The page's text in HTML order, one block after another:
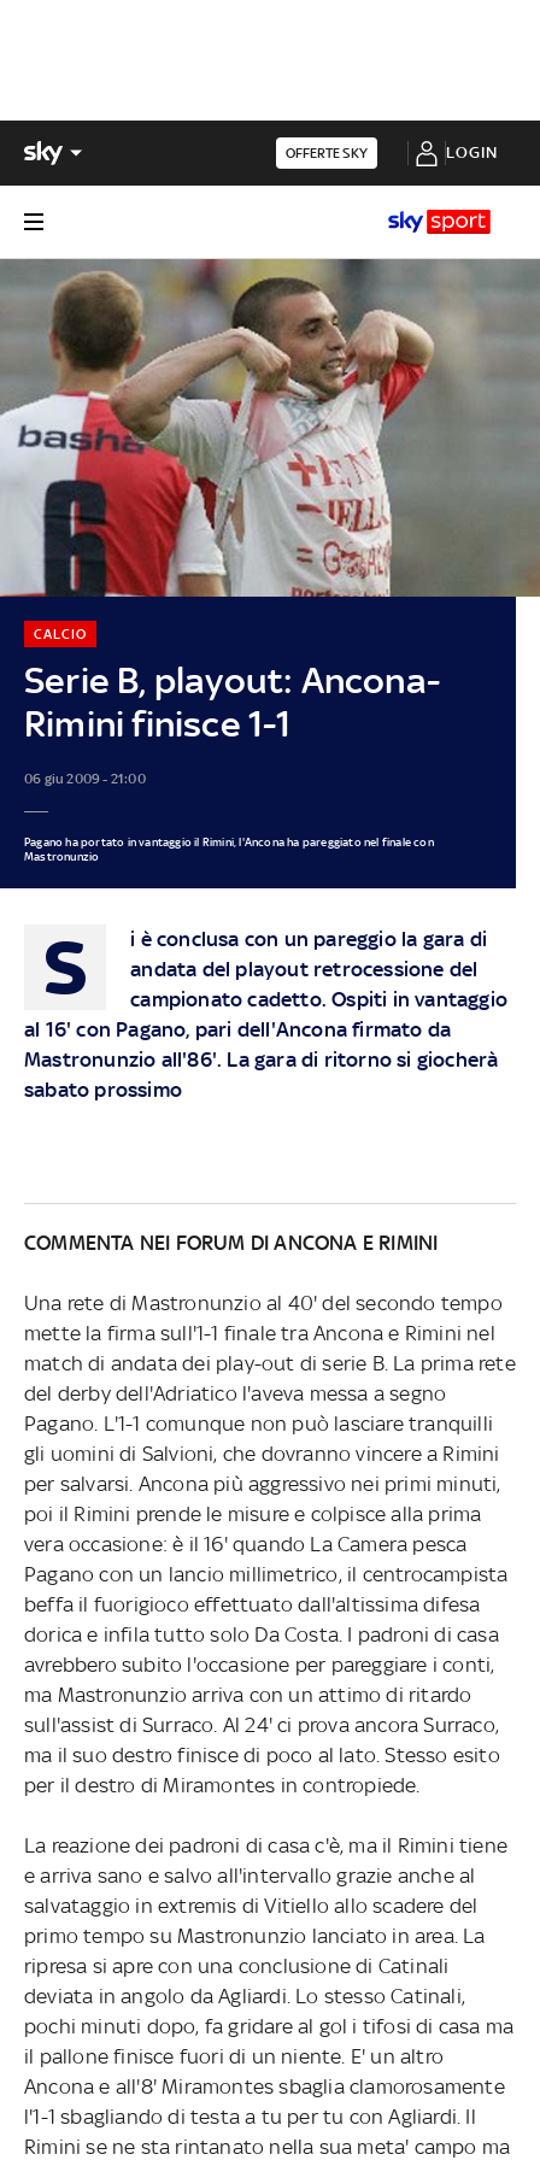
OFFERTE SKY LOGIN
Serie B, playout: Ancona-
Rimini finisce 1-1
CALCIO
06 giu 2009 - 21:00
Pagano ha portato in vantaggio il Rimini, l'Ancona ha pareggiato nel finale con
Mastronunzio
S
i è conclusa con un pareggio la gara di
andata del playout retrocessione del
campionato cadetto. Ospiti in vantaggio
al 16' con Pagano, pari dell'Ancona firmato da
Mastronunzio all'86'. La gara di ritorno si giocherà
sabato prossimo
COMMENTA NEI FORUM DI ANCONA E RIMINI
Una rete di Mastronunzio al 40' del secondo tempo
mette la firma sull'1-1 finale tra Ancona e Rimini nel
match di andata dei play-out di serie B. La prima rete
del derby dell'Adriatico l'aveva messa a segno
Pagano. L'1-1 comunque non può lasciare tranquilli
gli uomini di Salvioni, che dovranno vincere a Rimini
per salvarsi. Ancona più aggressivo nei primi minuti,
poi il Rimini prende le misure e colpisce alla prima
vera occasione: è il 16' quando La Camera pesca
Pagano con un lancio millimetrico, il centrocampista
beffa il fuorigioco effettuato dall'altissima difesa
dorica e infila tutto solo Da Costa. I padroni di casa
avrebbero subito l'occasione per pareggiare i conti,
ma Mastronunzio arriva con un attimo di ritardo
sull'assist di Surraco. Al 24' ci prova ancora Surraco,
ma il suo destro finisce di poco al lato. Stesso esito
per il destro di Miramontes in contropiede.
La reazione dei padroni di casa c'è, ma il Rimini tiene
e arriva sano e salvo all'intervallo grazie anche al
salvataggio in extremis di Vitiello allo scadere del
primo tempo su Mastronunzio lanciato in area. La
ripresa si apre con una conclusione di Catinali
deviata in angolo da Agliardi. Lo stesso Catinali,
pochi minuti dopo, fa gridare al gol i tifosi di casa ma
il pallone finisce fuori di un niente. E' un altro
Ancona e all'8' Miramontes sbaglia clamorosamente
l'1-1 sbagliando di testa a tu per tu con Agliardi. Il
Rimini se ne sta rintanato nella sua meta' campo ma